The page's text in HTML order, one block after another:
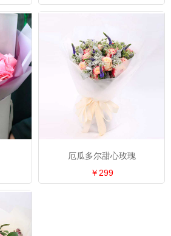
厄瓜多尔甜心玫瑰
￥299